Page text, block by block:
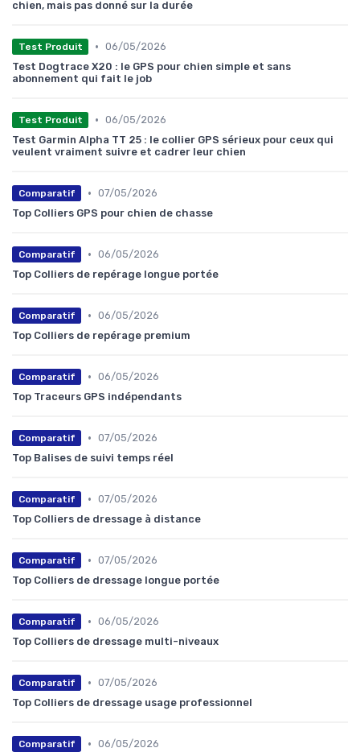
chien, mais pas donné sur la durée
Test Produit • 06/05/2026
Test Dogtrace X20 : le GPS pour chien simple et sans
abonnement qui fait le job
Test Produit • 06/05/2026
Test Garmin Alpha TT 25 : le collier GPS sérieux pour ceux qui
veulent vraiment suivre et cadrer leur chien
Comparatif • 07/05/2026
Top Colliers GPS pour chien de chasse
Comparatif • 06/05/2026
Top Colliers de repérage longue portée
Comparatif • 06/05/2026
Top Colliers de repérage premium
Comparatif • 06/05/2026
Top Traceurs GPS indépendants
Comparatif • 07/05/2026
Top Balises de suivi temps réel
Comparatif • 07/05/2026
Top Colliers de dressage à distance
Comparatif • 07/05/2026
Top Colliers de dressage longue portée
Comparatif • 06/05/2026
Top Colliers de dressage multi-niveaux
Comparatif • 07/05/2026
Top Colliers de dressage usage professionnel
Comparatif • 06/05/2026